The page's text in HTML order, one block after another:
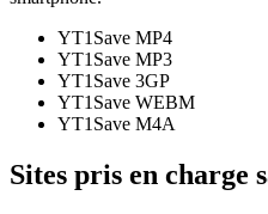
YT1Save MP4
YT1Save MP3
YT1Save 3GP
YT1Save WEBM
YT1Save M4A
Sites pris en charge